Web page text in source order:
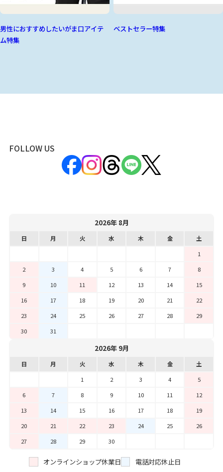
男性におすすめしたいがま口アイテ
ム特集
ベストセラー特集
FOLLOW US
2026年 8月
日 月 火 水 木 金
土
1
2
3 4 5 6 7
8
9
10 11 12 13 14
15
16
17 18 19 20 21
22
23
24 25 26 27 28
29
30
31
2026年 9月
日 月 火 水 木 金
土
1
2 3 4
5
6
7 8 9 10 11
12
13
14 15 16 17 18
19
20
21 22 23 24 25
26
27
28 29 30
オンラインショップ休業日 電話対応休止日